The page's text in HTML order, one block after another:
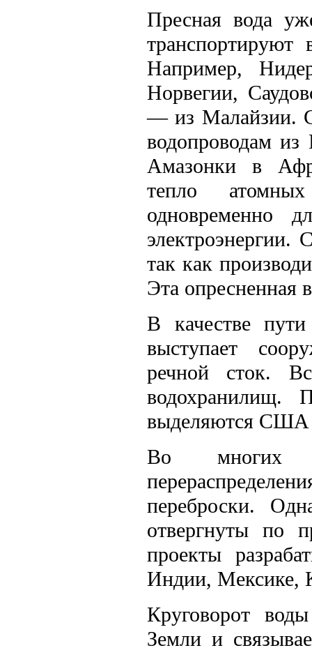
Пресная вода
транспортируют
Например,
Норвегии,
— из Малайзии.
водопроводам
Амазонки в
тепло
одновременно
электроэнергии.
так как
Эта опресненная
В качестве
выступает
речной сток.
водохранилищ.
выделяются США
Во многих
переброски.
отвергнуты по
проекты
Индии, Мексике,
Круговорот
Земли и